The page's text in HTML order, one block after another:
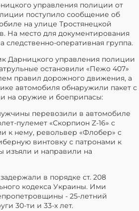
управления полиции от
поступило сообщение об
на улице Тростянецкой
На место для документирования
следственно-оперативная группа.
Дарницкого управления полиции
остановили «Пежо 407»
правил дорожного движения, а
автомобиля обнаружили пакет с
на оружие и боеприпасы:
перевозили в автомобиле
пулемет «Скорпион Z-16» с
к нему, револьвер «Флобер» с
винтовку с патронами к
изъяли и направили на
в порядке ст. 208
кодекса Украины. Ими
- 25-летний
30-ти и 33-х лет.